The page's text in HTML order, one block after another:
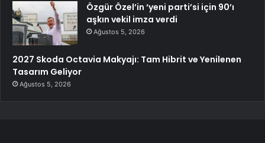
Özgür Özel’in ‘yeni parti’si için 90’ı
aşkın vekil imza verdi
Ağustos 5, 2026
2027 Skoda Octavia Makyajı: Tam Hibrit ve Yenilenen
Tasarım Geliyor
Ağustos 5, 2026